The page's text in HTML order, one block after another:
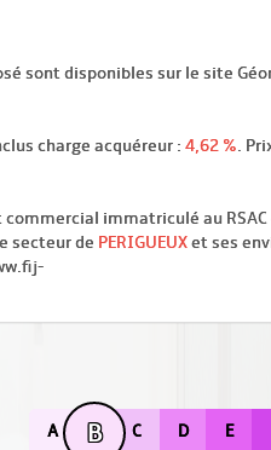
sont disponibles sur le site
charge acquéreur : 4,62 %.
commercial immatriculé au RSAC
secteur de PERIGUEUXet ses
A B C D E